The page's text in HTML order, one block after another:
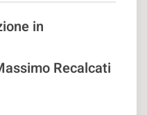
in
Recalcati